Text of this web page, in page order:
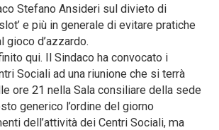
Stefano Ansideri sul divieto di
e più in generale di evitare pratiche
gioco d’azzardo.
qui. Il Sindaco ha convocato i
Sociali ad una riunione che si terrà
ore 21 nella Sala consiliare della sede
generico l’ordine del giorno
dell’attività dei Centri Sociali, ma